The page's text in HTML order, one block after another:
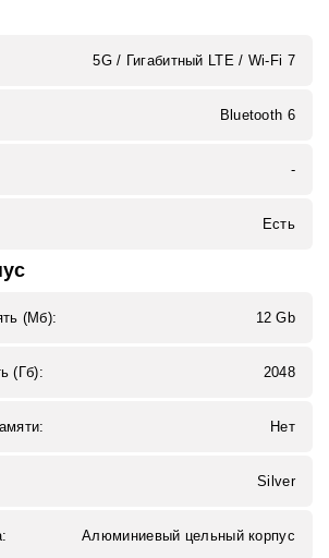
5G / Гигабитный LTE / Wi‑Fi 7
Bluetooth 6
-
Есть
(Мб): 12 Gb
(Гб): 2048
Нет
Silver
Алюминиевый цельный корпус